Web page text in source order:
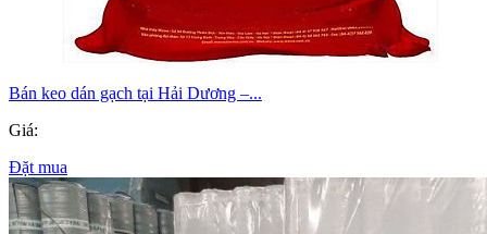
Bán keo dán gạch tại Hải Dương –...
Giá:
Đặt mua